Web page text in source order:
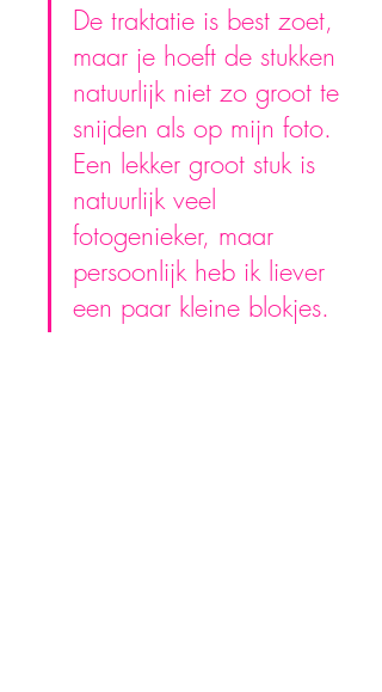
De traktatie is best zoet,
maar je hoeft de stukken
natuurlijk niet zo groot te
snijden als op mijn foto.
Een lekker groot stuk is
natuurlijk veel
fotogenieker, maar
persoonlijk heb ik liever
een paar kleine blokjes.